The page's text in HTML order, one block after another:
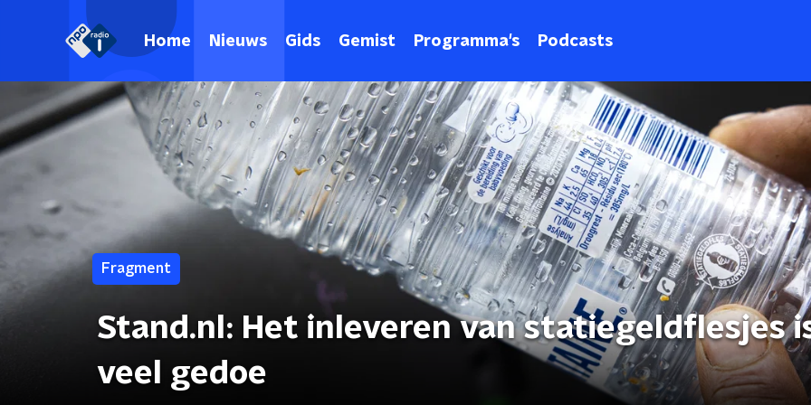
Home Nieuws Gids Gemist Programma's Podcasts
Fragment
Stand.nl: Het inleveren van statiegeldflesjes
veel gedoe